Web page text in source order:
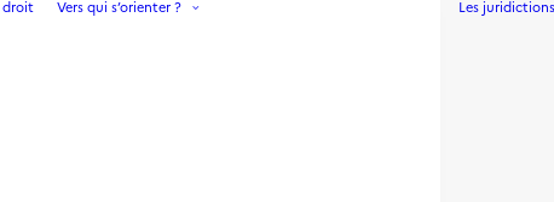
droit Vers qui s’orienter ? Les juridictions